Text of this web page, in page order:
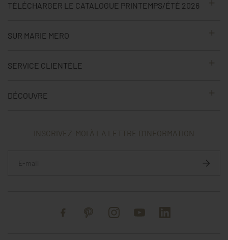
TÉLÉCHARGER LE CATALOGUE PRINTEMPS/ÉTÉ 2026
SUR MARIE MERO
SERVICE CLIENTÈLE
DÉCOUVRE
INSCRIVEZ-MOI À LA LETTRE D'INFORMATION
FacebookPinterestInstagramYouTube
Linked In